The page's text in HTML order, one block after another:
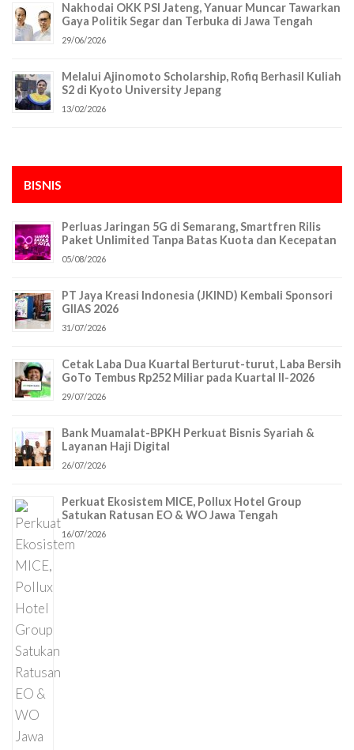
Nakhodai OKK PSI Jateng, Yanuar Muncar Tawarkan
Gaya Politik Segar dan Terbuka di Jawa Tengah
29/06/2026
Melalui Ajinomoto Scholarship, Rofiq Berhasil Kuliah
S2 di Kyoto University Jepang
13/02/2026
BISNIS
Perluas Jaringan 5G di Semarang, Smartfren Rilis
Paket Unlimited Tanpa Batas Kuota dan Kecepatan
05/08/2026
PT Jaya Kreasi Indonesia (JKIND) Kembali Sponsori
GIIAS 2026
31/07/2026
Cetak Laba Dua Kuartal Berturut-turut, Laba Bersih
GoTo Tembus Rp252 Miliar pada Kuartal II-2026
29/07/2026
Bank Muamalat-BPKH Perkuat Bisnis Syariah &
Layanan Haji Digital
26/07/2026
Perkuat Ekosistem MICE, Pollux Hotel Group
Satukan Ratusan EO & WO Jawa Tengah
16/07/2026